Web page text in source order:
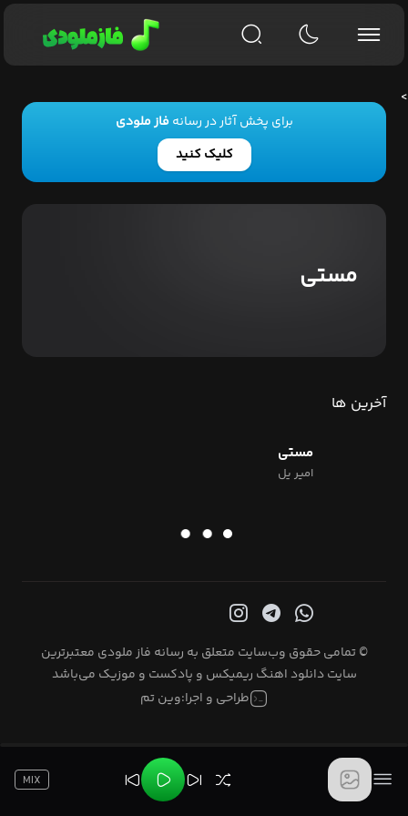
برای پخش آثار در رسانهفاز ملودی
کلیک کنید
مستی
آخرین ها
مستی
امیر یل
© تمامی حقوق وب‌سایت متعلق به رسانه فاز ملودی معتبرترین
سایت دانلود اهنگ ریمیکس و پادکست و موزیک می‌باشد
طراحی و اجرا:وین تم
MIX
>